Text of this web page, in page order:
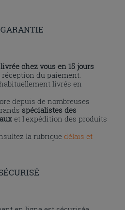
livrée chez vous en 15 jours
du paiement.
livrés en
depuis de nombreuses
spécialistes des
et l'expédition des produits
la rubriquedélais et